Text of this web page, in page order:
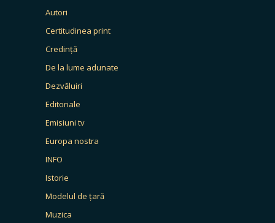
Autori
Certitudinea print
Credință
De la lume adunate
Dezvăluiri
Editoriale
Emisiuni tv
Europa nostra
INFO
Istorie
Modelul de țară
Muzica